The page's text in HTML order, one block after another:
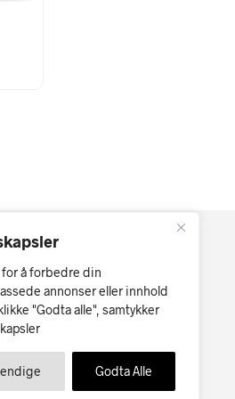
å forbedre din
annonser eller innhold
"Godta alle", samtykker
Godta Alle